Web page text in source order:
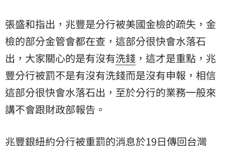
張盛和指出，兆豐是分行被美國金檢的疏失，金
檢的部分金管會都在查，這部分很快會水落石
出，大家關心的是有沒有洗錢 ，這才是重點，兆
豐分行被罰不是有沒有洗錢而是沒有申報，相信
這部分很快會水落石出，至於分行的業務一般來
講不會跟財政部報告。
兆豐銀紐約分行被重罰的消息於19日傳回台灣